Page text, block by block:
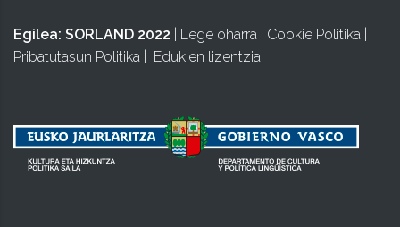
Egilea: SORLAND 2022 Lege oharra Cookie Politika
Pribatutasun Politika
Edukien lizentzia